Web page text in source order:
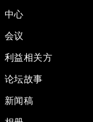
中心
会议
利益相关方
论坛故事
新闻稿